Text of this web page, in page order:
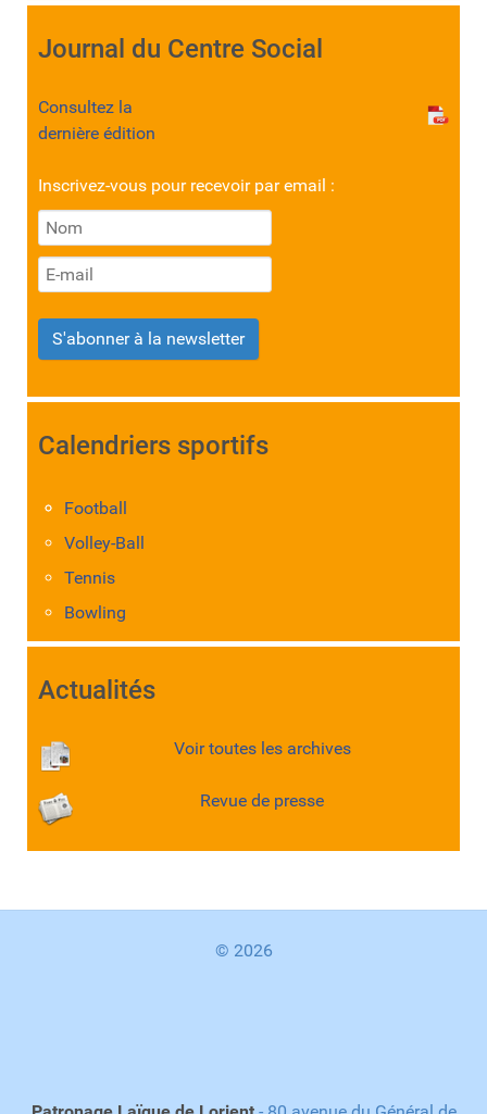
Journal du Centre Social
Consultez la
dernière édition
Inscrivez-vous pour recevoir par email :
S'abonner à la newsletter
Calendriers sportifs
Football
Volley-Ball
Tennis
Bowling
Actualités
Voir toutes les archives
Revue de presse
© 2026